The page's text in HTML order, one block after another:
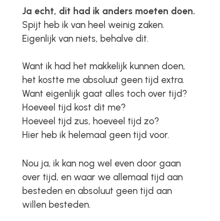
Ja echt, dit had ik anders moeten doen.
Spijt heb ik van heel weinig zaken.
Eigenlijk van niets, behalve dit.
Want ik had het makkelijk kunnen doen,
het kostte me absoluut geen tijd extra.
Want eigenlijk gaat alles toch over tijd?
Hoeveel tijd kost dit me?
Hoeveel tijd zus, hoeveel tijd zo?
Hier heb ik helemaal geen tijd voor.
Nou ja, ik kan nog wel even door gaan
over tijd, en waar we allemaal tijd aan
besteden en absoluut geen tijd aan
willen besteden.